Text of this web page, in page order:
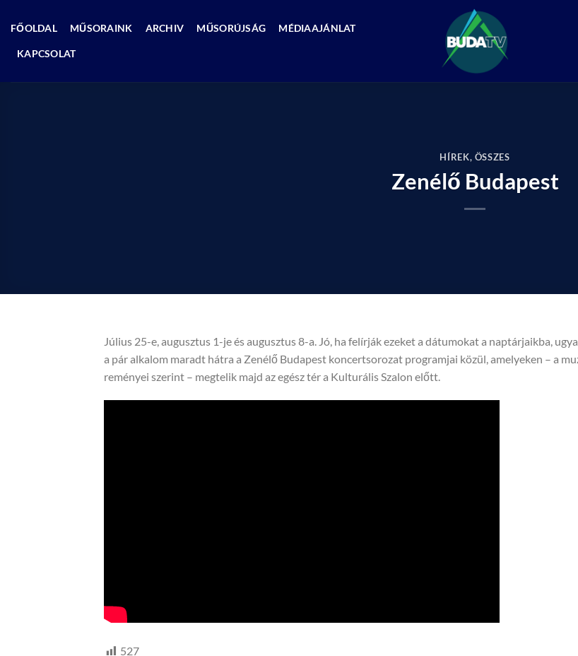
FŐOLDAL MŰSORAINK ARCHIV MŰSORÚJSÁG MÉDIAAJÁNLAT
KAPCSOLAT
HÍREK, ÖSSZES
Zenélő Budapest
Július 25-e, augusztus 1-je és augusztus 8-a. Jó, ha felírják ezeket a dátumokat a naptárjaikba,
a pár alkalom maradt hátra a Zenélő Budapest koncertsorozat programjai közül, amelyeken – a
reményei szerint – megtelik majd az egész tér a Kulturális Szalon előtt.
527